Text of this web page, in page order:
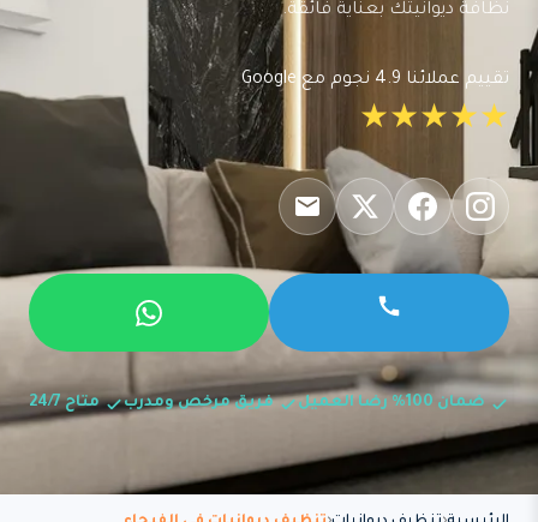
نظافة ديوانيتك بعناية فائقة.
تقييم عملائنا 4.9 نجوم مع Google
★★★★★
ضمان 100% رضا العميل فريق مرخص ومدرب متاح 24/7